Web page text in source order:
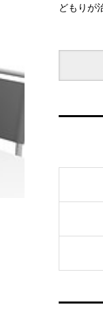
どもりが